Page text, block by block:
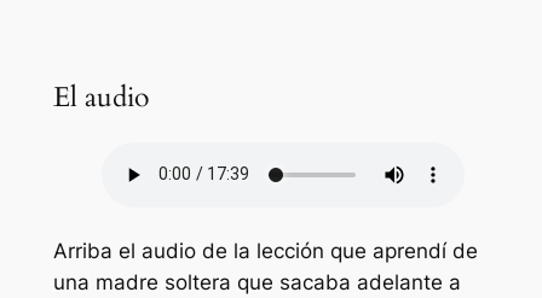
El audio
Arriba el audio de la lección que aprendí de
una madre soltera que sacaba adelante a